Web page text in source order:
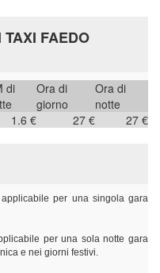
FAEDO
di
Ora di
giorno
Ora di
notte
1.6 € 27 € 27 €
per una singola gara
per una sola notte gara
e nei giorni festivi.